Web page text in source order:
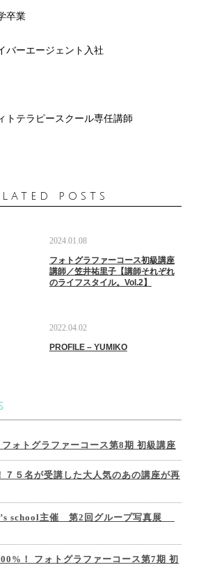
卒業
バーエージェント入社
テラピースクール専任講師
POSTS
2024.01.08
フォトグラファーコース初級講座
講師／笠井祐里子【講師それぞれ
のライフスタイル。Vol.2】
2022.04.02
PROFILE – YUMIKO
ォトグラファーコース第8期 初級講座
７５名が受講した大人気のあの講座が再
school主催 第2回グループ写真展
！ フォトグラファーコース第7期 初